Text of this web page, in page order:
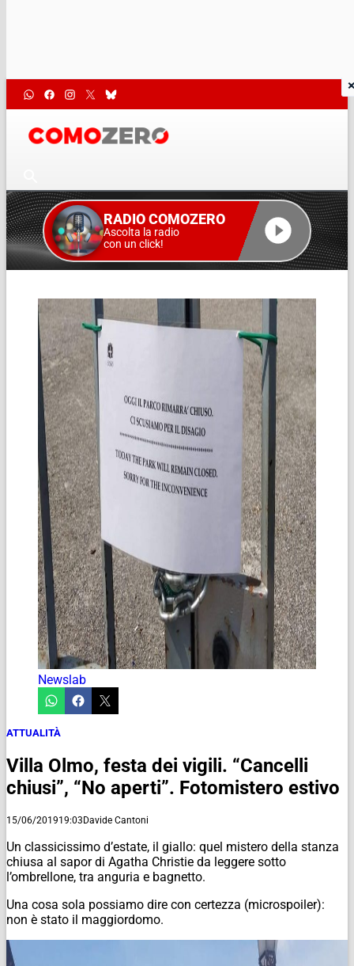
RADIO COMOZERO
Ascolta la radio
con un click!
Newslab
ATTUALITÀ
Villa Olmo, festa dei vigili. “Cancelli
chiusi”, “No aperti”. Fotomistero estivo
15/06/201919:03Davide Cantoni
Un classicissimo d’estate, il giallo: quel mistero della stanza
chiusa al sapor di Agatha Christie da leggere sotto
l’ombrellone, tra anguria e bagnetto.
Una cosa sola possiamo dire con certezza (microspoiler):
non è stato il maggiordomo.